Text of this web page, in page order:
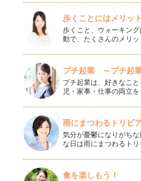
歩くことにはメリッ
歩くこと、ウォーキン
動で、たくさんのメリ
プチ起業 ～プチ起
プチ起業は、好きなこ
児・家事・仕事の両立
雨にまつわるトリビ
気分が憂鬱になりがち
な日は雨にまつわるト
食を楽しもう！